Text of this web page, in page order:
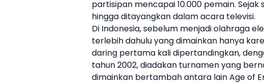
partisipan mencapai 10.000 pemain.
hingga ditayangkan dalam acara televisi.
Di Indonesia, sebelum menjadi olahraga
terlebih dahulu yang dimainkan hanya
daring pertama kali dipertandingkan,
tahun 2002, diadakan turnamen yang
dimainkan bertambah antara lain Age of